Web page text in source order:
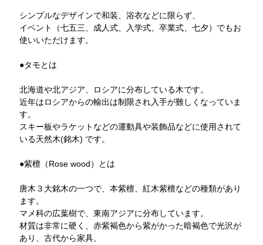
シンプルなデザインで和装、浴衣などに限らず、
イベント（七五三、成人式、入学式、卒業式、七夕）でもお
使いいただけます。
●タモとは
北海道や北アジア、ロシアに分布している木です。
近年はロシアからの輸出は制限され入手が難しくなっていま
す。
スキー板やラケットなどの運動具や装飾品などに使用されて
いる天然木(銘木) です。
●紫檀（Rose wood）とは
唐木３大銘木の一つで、本紫檀、紅木紫檀などの種類があり
ます。
マメ科の広葉樹で、東南アジアに分布しています。
材質は非常に硬く、赤紫褐色から紫がかった暗褐色で光沢が
あり、古代から家具、